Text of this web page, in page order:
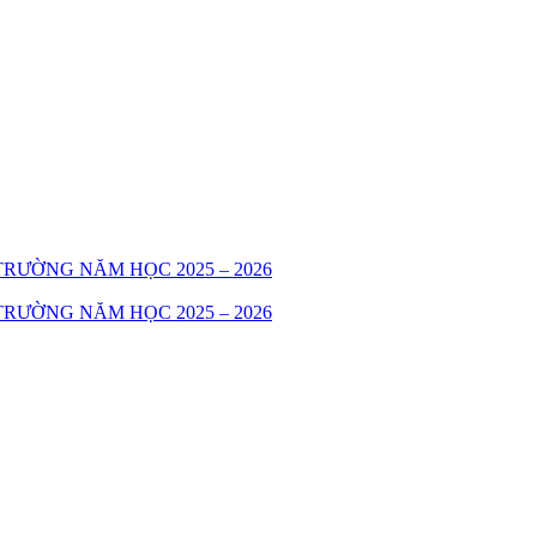
NĂM HỌC 2025 – 2026
NĂM HỌC 2025 – 2026